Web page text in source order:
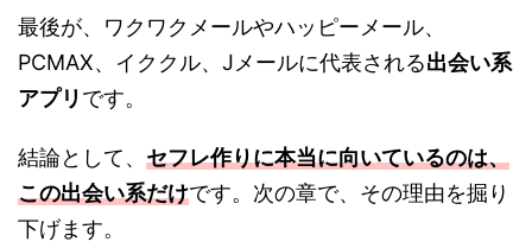
最後が、ワクワクメールやハッピーメール、
PCMAX、イククル、Jメールに代表される出会い系
アプリ です。
結論として、 セフレ作りに本当に向いているのは、
この出会い系だけです。次の章で、その理由を掘り
下げます。